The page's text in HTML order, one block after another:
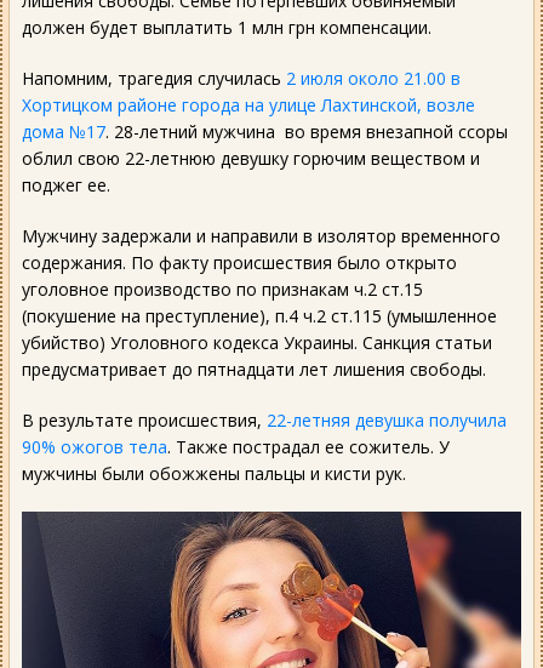
должен будет выплатить 1 млн грн компенсации.
Напомним, трагедия случилась 2 июля около 21.00 в
Хортицком районе города на улице Лахтинской, возле
дома №17. 28-летний мужчина во время внезапной ссоры
облил свою 22-летнюю девушку горючим веществом и
поджег ее.
Мужчину задержали и направили в изолятор временного
содержания. По факту происшествия было открыто
уголовное производство по признакам ч.2 ст.15
(покушение на преступление), п.4 ч.2 ст.115 (умышленное
убийство) Уголовного кодекса Украины. Санкция статьи
предусматривает до пятнадцати лет лишения свободы.
В результате происшествия, 22-летняя девушка получила
90% ожогов тела. Также пострадал ее сожитель. У
мужчины были обожжены пальцы и кисти рук.